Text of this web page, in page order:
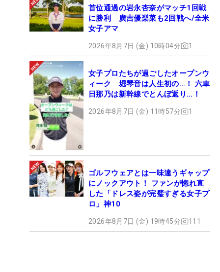
首位通過の岩永杏奈がマッチ1回戦
に勝利 廣吉優梨菜も2回戦へ/全米
女子アマ
2026年8月7日 (金) 10時04分 1
女子プロたちが過ごしたオープンウ
ィーク 堀琴音は人生初の…！ 六車
日那乃は新幹線でとんぼ返り…！
2026年8月7日 (金) 11時57分 1
ゴルフウェアとは一味違うギャップ
にノックアウト！ ファンが惚れ直
した「ドレス姿が完璧すぎる女子プ
ロ」神10
2026年8月7日 (金) 19時45分 111